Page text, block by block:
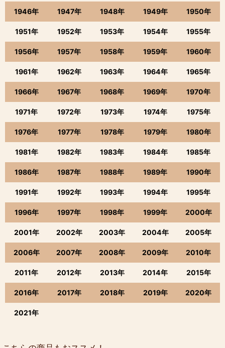
1946年 1947年 1948年 1949年 1950年
1951年 1952年 1953年 1954年 1955年
1956年 1957年 1958年 1959年 1960年
1961年 1962年 1963年 1964年 1965年
1966年 1967年 1968年 1969年 1970年
1971年 1972年 1973年 1974年 1975年
1976年 1977年 1978年 1979年 1980年
1981年 1982年 1983年 1984年 1985年
1986年 1987年 1988年 1989年 1990年
1991年 1992年 1993年 1994年 1995年
1996年 1997年 1998年 1999年 2000年
2001年 2002年 2003年 2004年 2005年
2006年 2007年 2008年 2009年 2010年
2011年 2012年 2013年 2014年 2015年
2016年 2017年 2018年 2019年 2020年
2021年